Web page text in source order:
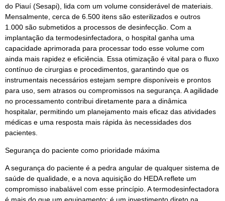
do Piauí (Sesapi), lida com um volume considerável de materiais.
Mensalmente, cerca de 6.500 itens são esterilizados e outros
1.000 são submetidos a processos de desinfecção. Com a
implantação da termodesinfectadora, o hospital ganha uma
capacidade aprimorada para processar todo esse volume com
ainda mais rapidez e eficiência. Essa otimização é vital para o fluxo
contínuo de cirurgias e procedimentos, garantindo que os
instrumentais necessários estejam sempre disponíveis e prontos
para uso, sem atrasos ou compromissos na segurança. A agilidade
no processamento contribui diretamente para a dinâmica
hospitalar, permitindo um planejamento mais eficaz das atividades
médicas e uma resposta mais rápida às necessidades dos
pacientes.
Segurança do paciente como prioridade máxima
A segurança do paciente é a pedra angular de qualquer sistema de
saúde de qualidade, e a nova aquisição do HEDA reflete um
compromisso inabalável com esse princípio. A termodesinfectadora